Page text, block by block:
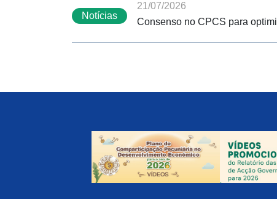
Notícias
21/07/2026
Consenso no CPCS para